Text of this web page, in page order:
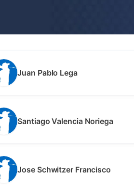
Juan Pablo Lega
Santiago Valencia Noriega
Jose Schwitzer Francisco